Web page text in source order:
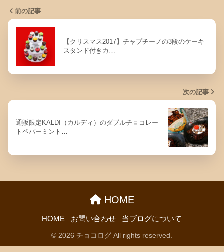
前の記事
【クリスマス2017】チャプチーノの3段のケーキ
スタンド付きカ…
次の記事
通販限定KALDI（カルディ）のダブルチョコレー
トペパーミント…
HOME
HOME お問い合わせ 当ブログについて
© 2026 チョコログ All rights reserved.